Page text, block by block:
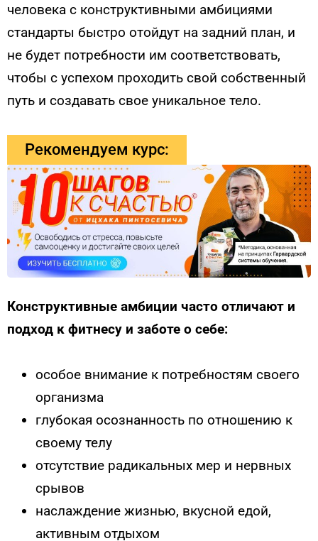
человека с конструктивными амбициями
стандарты быстро отойдут на задний план, и
не будет потребности им соответствовать,
чтобы с успехом проходить свой собственный
путь и создавать свое уникальное тело.
Рекомендуем курс:
Конструктивные амбиции часто отличают и
подход к фитнесу и заботе о себе:
особое внимание к потребностям своего
организма
глубокая осознанность по отношению к
своему телу
отсутствие радикальных мер и нервных
срывов
наслаждение жизнью, вкусной едой,
активным отдыхом